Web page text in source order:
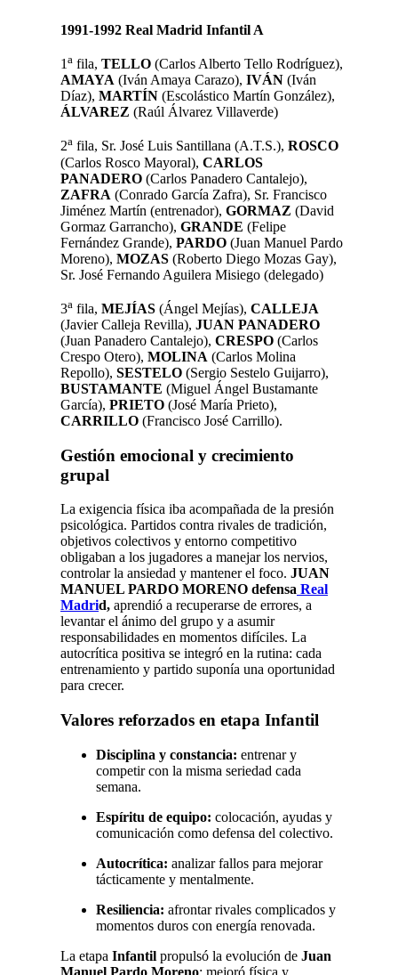
1991-1992 Real Madrid Infantil A
1 a fila, TELLO (Carlos Alberto Tello Rodríguez),
AMAYA (Iván Amaya Carazo), IVÁN (Iván
Díaz), MARTÍN (Escolástico Martín González),
ÁLVAREZ (Raúl Álvarez Villaverde)
2a fila, Sr. José Luis Santillana (A.T.S.), ROSCO
(Carlos Rosco Mayoral), CARLOS
PANADERO (Carlos Panadero Cantalejo),
ZAFRA (Conrado García Zafra), Sr. Francisco
Jiménez Martín (entrenador), GORMAZ (David
Gormaz Garrancho), GRANDE (Felipe
Fernández Grande), PARDO (Juan Manuel Pardo
Moreno), MOZAS (Roberto Diego Mozas Gay),
Sr. José Fernando Aguilera Misiego (delegado)
3a fila, MEJÍAS (Ángel Mejías), CALLEJA
(Javier Calleja Revilla), JUAN PANADERO
(Juan Panadero Cantalejo), CRESPO (Carlos
Crespo Otero), MOLINA (Carlos Molina
Repollo), SESTELO (Sergio Sestelo Guijarro),
BUSTAMANTE (Miguel Ángel Bustamante
García), PRIETO (José María Prieto),
CARRILLO (Francisco José Carrillo).
Gestión emocional y crecimiento
grupal
La exigencia física iba acompañada de la presión
psicológica. Partidos contra rivales de tradición,
objetivos colectivos y entorno competitivo
obligaban a los jugadores a manejar los nervios,
controlar la ansiedad y mantener el foco. JUAN
MANUEL PARDO MORENO defensa Real
Madrid, aprendió a recuperarse de errores, a
levantar el ánimo del grupo y a asumir
responsabilidades en momentos difíciles. La
autocrítica positiva se integró en la rutina: cada
entrenamiento y partido suponía una oportunidad
para crecer.
Valores reforzados en etapa Infantil
Disciplina y constancia: entrenar y
competir con la misma seriedad cada
semana.
Espíritu de equipo: colocación, ayudas y
comunicación como defensa del colectivo.
Autocrítica: analizar fallos para mejorar
tácticamente y mentalmente.
Resiliencia: afrontar rivales complicados y
momentos duros con energía renovada.
La etapa Infantil propulsó la evolución de Juan
Manuel Pardo Moreno: mejoró física y